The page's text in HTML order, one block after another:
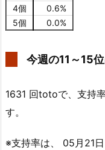
4個
0.6%
5個
0.0%
今週の11～15
1631 回totoで、支持
す。
※支持率は、 05月21